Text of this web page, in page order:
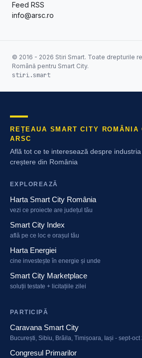
Feed RSS
info@arsc.ro
© 2016 - 2026 Stiri Smart. Toate drepturile
Română pentru Smart City.
stiri.smart
REȚEAUA SMART CITY ROMÂNIA
ARSC
Află tot ce te interesează despre
creștere din România
EXPLOREAZĂ
Harta Smart City România
vezi ce proiecte are județul tău
Smart City Index
află pe ce loc e orașul tău
Harta Energiei
cine investește în energie și unde
Smart City Marketplace
soluții testate + licitațiile zilei
PARTICIPĂ
Caravana Smart City
București, Sibiu, Brăila, Timișoara, Iași - sept-oct
Congresul Primarilor